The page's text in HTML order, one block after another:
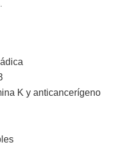
K y anticancerígeno